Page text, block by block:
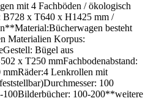
mit 4 Fachböden / ökologisch
B728 x T640 x H1425 mm /
besteht
Materialien Korpus:
Bügel aus
x T250 mmFachbodenabstand:
Lenkrollen mit
100
100Bilderbücher: 100-200**weitere